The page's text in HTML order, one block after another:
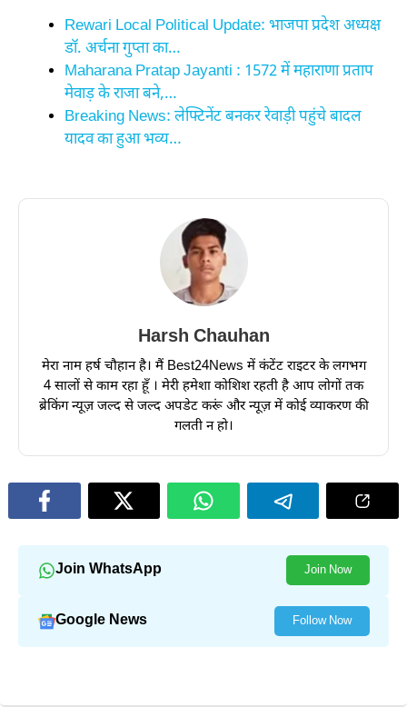
Rewari Local Political Update: भाजपा प्रदेश अध्यक्ष
डॉ. अर्चना गुप्ता का…
Maharana Pratap Jayanti : 1572 में महाराणा प्रताप
मेवाड़ के राजा बने,…
Breaking News: लेफ्टिनेंट बनकर रेवाड़ी पहुंचे बादल
यादव का हुआ भव्य…
Harsh Chauhan
मेरा नाम हर्ष चौहान है। मैं Best24News में कंटेंट राइटर के लगभग
4 सालों से काम रहा हूँ । मेरी हमेशा कोशिश रहती है आप लोगों तक
ब्रेकिंग न्यूज़ जल्द से जल्द अपडेट करूं और न्यूज़ में कोई व्याकरण की
गलती न हो।
Join WhatsApp Join Now
Google News Follow Now